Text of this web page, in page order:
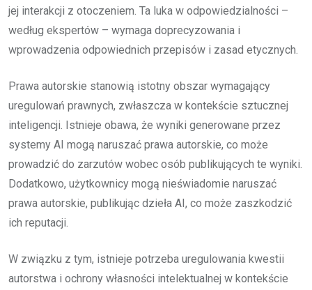
jej interakcji z otoczeniem. Ta luka w odpowiedzialności –
według ekspertów – wymaga doprecyzowania i
wprowadzenia odpowiednich przepisów i zasad etycznych.
Prawa autorskie stanowią istotny obszar wymagający
uregulowań prawnych, zwłaszcza w kontekście sztucznej
inteligencji. Istnieje obawa, że wyniki generowane przez
systemy AI mogą naruszać prawa autorskie, co może
prowadzić do zarzutów wobec osób publikujących te wyniki.
Dodatkowo, użytkownicy mogą nieświadomie naruszać
prawa autorskie, publikując dzieła AI, co może zaszkodzić
ich reputacji.
W związku z tym, istnieje potrzeba uregulowania kwestii
autorstwa i ochrony własności intelektualnej w kontekście